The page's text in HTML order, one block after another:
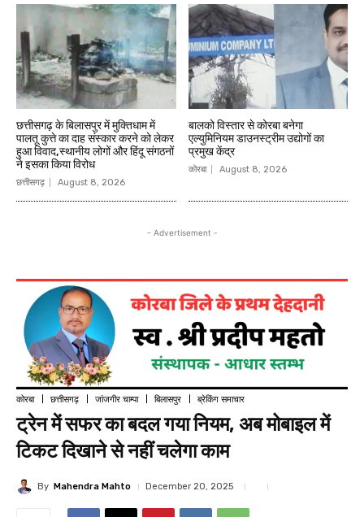
छत्तीसगढ़ के बिलासपुर में मुक्तिधाम में
पालतू कुत्ते का दाह संस्कार करने को लेकर
हुआ विवाद,स्थानीय लोगों और हिंदू संगठनों
ने इसका किया विरोध
छत्तीसगढ़ August 8, 2026
बालको विस्तार से कोरबा बनेगा
एल्युमिनियम डाउनस्ट्रीम उद्योगों का
प्रमुख केंद्र
कोरबा August 8, 2026
- Advertisement -